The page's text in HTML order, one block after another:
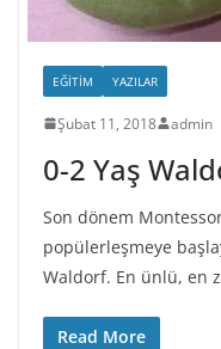
EĞITIM YAZILAR
Şubat 11, 2018 admin
0-2 Yaş
Son dönem
popülerleşmeye
Waldorf. En ünlü, en
Read More